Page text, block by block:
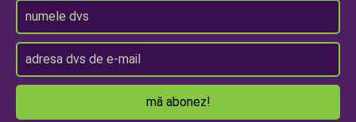
mă abonez!